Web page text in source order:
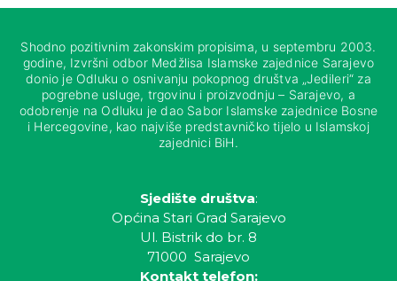
Shodno pozitivnim zakonskim propisima, u septembru 2003.
godine, Izvršni odbor Medžlisa Islamske zajednice Sarajevo
donio je Odluku o osnivanju pokopnog društva „Jedileri“ za
pogrebne usluge, trgovinu i proizvodnju – Sarajevo, a
odobrenje na Odluku je dao Sabor Islamske zajednice Bosne
i Hercegovine, kao najviše predstavničko tijelo u Islamskoj
zajednici BiH.
Sjedište društva:
Općina Stari Grad Sarajevo
Ul. Bistrik do br. 8
71000 Sarajevo
Kontakt telefon: